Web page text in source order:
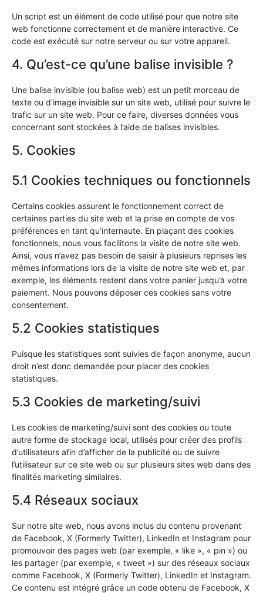
Un script est un élément de code utilisé pour que notre site
web fonctionne correctement et de manière interactive. Ce
code est exécuté sur notre serveur ou sur votre appareil.
4. Qu’est-ce qu’une balise invisible ?
Une balise invisible (ou balise web) est un petit morceau de
texte ou d’image invisible sur un site web, utilisé pour suivre le
trafic sur un site web. Pour ce faire, diverses données vous
concernant sont stockées à l’aide de balises invisibles.
5. Cookies
5.1 Cookies techniques ou fonctionnels
Certains cookies assurent le fonctionnement correct de
certaines parties du site web et la prise en compte de vos
préférences en tant qu’internaute. En plaçant des cookies
fonctionnels, nous vous facilitons la visite de notre site web.
Ainsi, vous n’avez pas besoin de saisir à plusieurs reprises les
mêmes informations lors de la visite de notre site web et, par
exemple, les éléments restent dans votre panier jusqu’à votre
paiement. Nous pouvons déposer ces cookies sans votre
consentement.
5.2 Cookies statistiques
Puisque les statistiques sont suivies de façon anonyme, aucun
droit n’est donc demandée pour placer des cookies
statistiques.
5.3 Cookies de marketing/suivi
Les cookies de marketing/suivi sont des cookies ou toute
autre forme de stockage local, utilisés pour créer des profils
d’utilisateurs afin d’afficher de la publicité ou de suivre
l’utilisateur sur ce site web ou sur plusieurs sites web dans des
finalités marketing similaires.
5.4 Réseaux sociaux
Sur notre site web, nous avons inclus du contenu provenant
de Facebook, X (Formerly Twitter), LinkedIn et Instagram pour
promouvoir des pages web (par exemple, « like », « pin ») ou
les partager (par exemple, « tweet ») sur des réseaux sociaux
comme Facebook, X (Formerly Twitter), LinkedIn et Instagram.
Ce contenu est intégré grâce un code obtenu de Facebook, X